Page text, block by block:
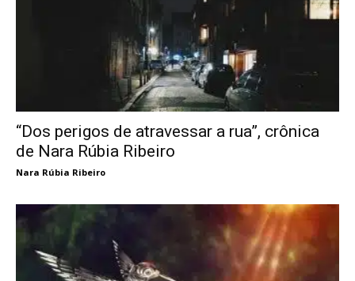
“Dos perigos de atravessar a rua”, crônica
de Nara Rúbia Ribeiro
Nara Rúbia Ribeiro